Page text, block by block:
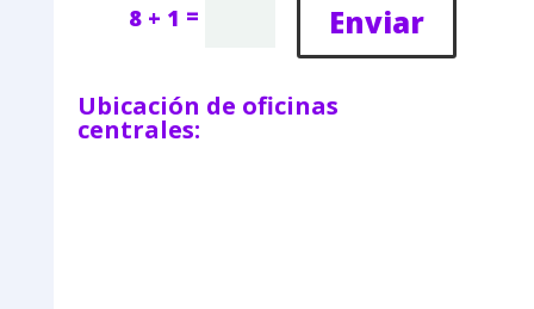
8 + 1 = Enviar
Ubicación de oficinas
centrales: